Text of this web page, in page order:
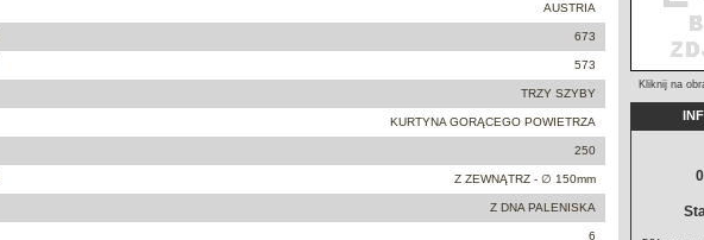
AUSTRIA
673
573
TRZY SZYBY
KURTYNA GORĄCEGO POWIETRZA
250
Z ZEWNĄTRZ - ∅ 150mm
Z DNA PALENISKA
6
Kliknij na